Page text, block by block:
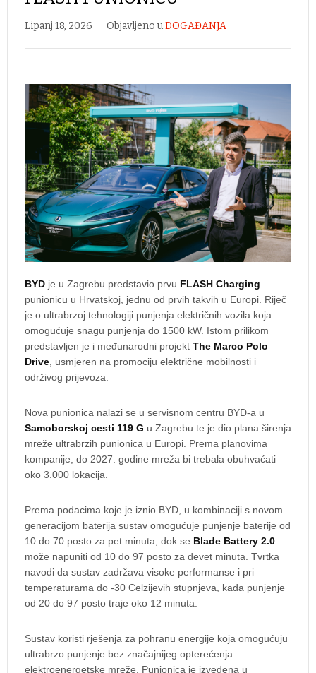
Lipanj 18, 2026 Objavljeno uDOGAĐANJA
BYD je u Zagrebu predstavio prvu FLASH Charging
punionicu u Hrvatskoj, jednu od prvih takvih u Europi. Riječ
je o ultrabrzoj tehnologiji punjenja električnih vozila koja
omogućuje snagu punjenja do 1500 kW. Istom prilikom
predstavljen je i međunarodni projekt The Marco Polo
Drive , usmjeren na promociju električne mobilnosti i
održivog prijevoza.
Nova punionica nalazi se u servisnom centru BYD-a u
Samoborskoj cesti 119 G u Zagrebu te je dio plana širenja
mreže ultrabrzih punionica u Europi. Prema planovima
kompanije, do 2027. godine mreža bi trebala obuhvaćati
oko 3.000 lokacija.
Prema podacima koje je iznio BYD, u kombinaciji s novom
generacijom baterija sustav omogućuje punjenje baterije od
10 do 70 posto za pet minuta, dok se Blade Battery 2.0
može napuniti od 10 do 97 posto za devet minuta. Tvrtka
navodi da sustav zadržava visoke performanse i pri
temperaturama do -30 Celzijevih stupnjeva, kada punjenje
od 20 do 97 posto traje oko 12 minuta.
Sustav koristi rješenja za pohranu energije koja omogućuju
ultrabrzo punjenje bez značajnijeg opterećenja
elektroenergetske mreže. Punionica je izvedena u